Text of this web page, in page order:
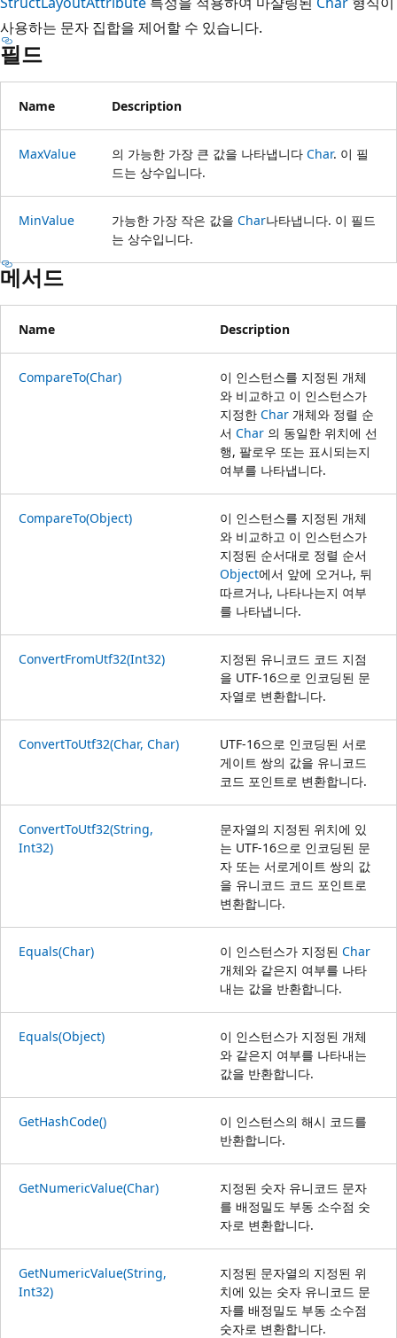
사용하는 문자 집합을 제어할 수 있습니다.
필드
Name Description
MaxValue 의 가능한 가장 큰 값을 나타냅니다 Char. 이 필
드는 상수입니다.
MinValue 가능한 가장 작은 값을 Char나타냅니다. 이 필드
는 상수입니다.
메서드
Name Description
CompareTo(Char)
이 인스턴스를 지정된 개체
와 비교하고 이 인스턴스가
지정한 Char 개체와 정렬 순
서 Char 의 동일한 위치에 선
행, 팔로우 또는 표시되는지
여부를 나타냅니다.
CompareTo(Object)
이 인스턴스를 지정된 개체
와 비교하고 이 인스턴스가
지정된 순서대로 정렬 순서
Object에서 앞에 오거나, 뒤
따르거나, 나타나는지 여부
를 나타냅니다.
ConvertFromUtf32(Int32)
지정된 유니코드 코드 지점
을 UTF-16으로 인코딩된 문
자열로 변환합니다.
ConvertToUtf32(Char, Char)
UTF-16으로 인코딩된 서로
게이트 쌍의 값을 유니코드
코드 포인트로 변환합니다.
ConvertToUtf32(String,
Int32)
문자열의 지정된 위치에 있
는 UTF-16으로 인코딩된 문
자 또는 서로게이트 쌍의 값
을 유니코드 코드 포인트로
변환합니다.
Equals(Char) 이 인스턴스가 지정된 Char
개체와 같은지 여부를 나타
내는 값을 반환합니다.
Equals(Object)
이 인스턴스가 지정된 개체
와 같은지 여부를 나타내는
값을 반환합니다.
GetHashCode()
이 인스턴스의 해시 코드를
반환합니다.
GetNumericValue(Char)
지정된 숫자 유니코드 문자
를 배정밀도 부동 소수점 숫
자로 변환합니다.
GetNumericValue(String,
Int32)
지정된 문자열의 지정된 위
치에 있는 숫자 유니코드 문
자를 배정밀도 부동 소수점
숫자로 변환합니다.